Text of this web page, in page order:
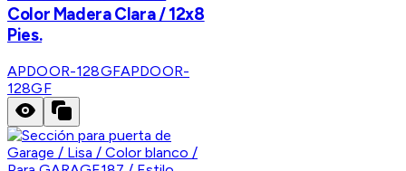
Color Madera Clara / 12x8
Pies.
APDOOR-128GFAPDOOR-
128GF